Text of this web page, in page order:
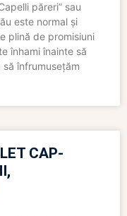
păreri” sau
este normal și
plină de promisiuni
înhami înainte să
înfrumusețăm
CAP-